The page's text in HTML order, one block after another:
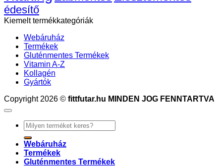
édesítő
Kiemelt termékkategóriák
Webáruház
Termékek
Gluténmentes Termékek
Vitamin A-Z
Kollagén
Gyártók
Copyright 2026 © fittfutar.hu MINDEN JOG FENNTARTVA
Keresés
a
következőre:
Webáruház
Termékek
Gluténmentes Termékek